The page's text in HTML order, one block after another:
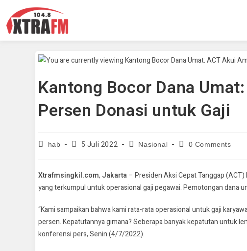
Kantong Bocor Dana
Persen Donasi untuk Gaji
hab 5 Juli 2022 Nasional 0 Comments
Xtrafmsingkil.com, Jakarta– Presiden Aksi Cepat Tanggap
yang terkumpul untuk operasional gaji pegawai. Pemotongan dana
“Kami sampaikan bahwa kami rata-rata operasional untuk gaji
persen. Kepatutannya gimana? Seberapa banyak kepatutan untuk
konferensi pers, Senin (4/7/2022).